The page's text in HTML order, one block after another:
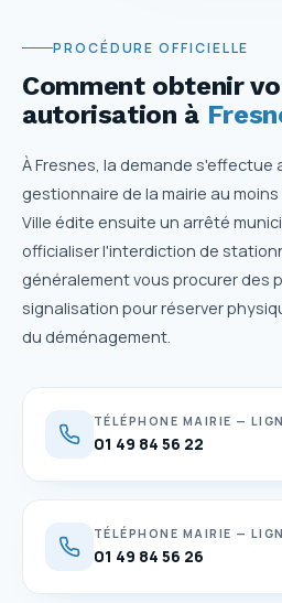
PROCÉDURE OFFICIELLE
Comment obtenir
autorisation à
À Fresnes, la demande s'effectue
gestionnaire de la mairie au moins
Ville édite ensuite un arrêté
officialiser l'interdiction de
généralement vous procurer des
signalisation pour réserver
du déménagement.
TÉLÉPHONE MAIRIE —
01 49 84 56 22
TÉLÉPHONE MAIRIE —
01 49 84 56 26